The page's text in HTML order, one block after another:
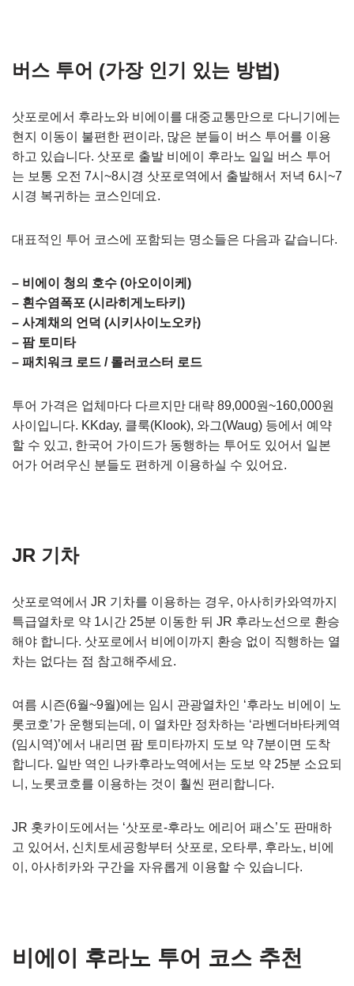
버스 투어 (가장 인기 있는 방법)
삿포로에서 후라노와 비에이를 대중교통만으로 다니기에는
현지 이동이 불편한 편이라, 많은 분들이 버스 투어를 이용
하고 있습니다. 삿포로 출발 비에이 후라노 일일 버스 투어
는 보통 오전 7시~8시경 삿포로역에서 출발해서 저녁 6시~7
시경 복귀하는 코스인데요.
대표적인 투어 코스에 포함되는 명소들은 다음과 같습니다.
– 비에이 청의 호수 (아오이이케)
– 흰수염폭포 (시라히게노타키)
– 사계채의 언덕 (시키사이노오카)
– 팜 토미타
– 패치워크 로드 / 롤러코스터 로드
투어 가격은 업체마다 다르지만 대략 89,000원~160,000원
사이입니다. KKday, 클룩(Klook), 와그(Waug) 등에서 예약
할 수 있고, 한국어 가이드가 동행하는 투어도 있어서 일본
어가 어려우신 분들도 편하게 이용하실 수 있어요.
JR 기차
삿포로역에서 JR 기차를 이용하는 경우, 아사히카와역까지
특급열차로 약 1시간 25분 이동한 뒤 JR 후라노선으로 환승
해야 합니다. 삿포로에서 비에이까지 환승 없이 직행하는 열
차는 없다는 점 참고해주세요.
여름 시즌(6월~9월)에는 임시 관광열차인 ‘후라노 비에이 노
롯코호’가 운행되는데, 이 열차만 정차하는 ‘라벤더바타케역
(임시역)’에서 내리면 팜 토미타까지 도보 약 7분이면 도착
합니다. 일반 역인 나카후라노역에서는 도보 약 25분 소요되
니, 노롯코호를 이용하는 것이 훨씬 편리합니다.
JR 홋카이도에서는 ‘삿포로-후라노 에리어 패스’도 판매하
고 있어서, 신치토세공항부터 삿포로, 오타루, 후라노, 비에
이, 아사히카와 구간을 자유롭게 이용할 수 있습니다.
비에이 후라노 투어 코스 추천